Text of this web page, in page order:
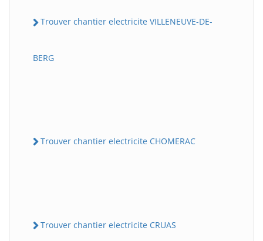
Trouver chantier electricite VILLENEUVE-DE-
BERG
Trouver chantier electricite CHOMERAC
Trouver chantier electricite CRUAS